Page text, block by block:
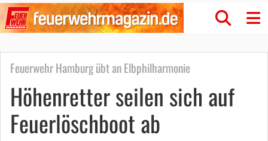
Feuerwehr Hamburg übt an Elbphilharmonie
Höhenretter seilen sich auf
Feuerlöschboot ab